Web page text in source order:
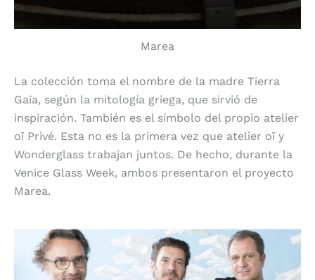
Marea
La colección toma el nombre de la madre Tierra
Gaïa, según la mitología griega, que sirvió de
inspiración. También es el símbolo del propio atelier
oï Privé. Esta no es la primera vez que atelier oï y
Wonderglass trabajan juntos. De hecho, durante la
Venice Glass Week, ambos presentaron el proyecto
Marea.